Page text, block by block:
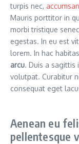
turpis nec,
Mauris porttitor in
morbi tristique
egestas. In eu est
lorem. In hac
arcu. Duis a sagittis
volutpat. Curabitur
consequat eget
Aenean eu
pellentesque